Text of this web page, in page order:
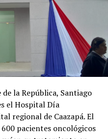
la República, Santiago
el Hospital Día
regional de Caazapá. El
pacientes oncológicos